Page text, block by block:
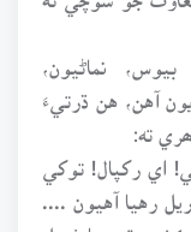
نماڻيون،
آهن، هن ڌرتيءَ
ته:
اي رکپال! توکي
رهيا آهيون ....
هٿن جا ٺهيل